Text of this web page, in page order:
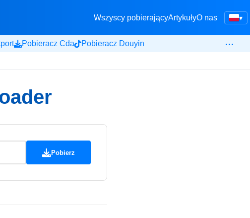
▾
Wszyscy pobierającyArtykułyO nas
Pobieracz Cda Pobieracz Douyin …
Pobierz